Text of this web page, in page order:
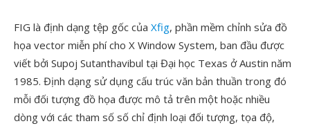
FIG là định dạng tệp gốc của Xfig, phần mềm chỉnh sửa đồ
họa vector miễn phí cho X Window System, ban đầu được
viết bởi Supoj Sutanthavibul tại Đại học Texas ở Austin năm
1985. Định dạng sử dụng cấu trúc văn bản thuần trong đó
mỗi đối tượng đồ họa được mô tả trên một hoặc nhiều
dòng với các tham số số chỉ định loại đối tượng, tọa độ,